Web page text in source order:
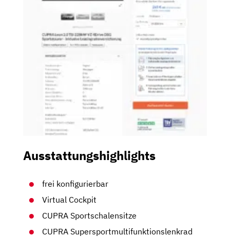
Ausstattungshighlights
frei konfigurierbar
Virtual Cockpit
CUPRA Sportschalensitze
CUPRA Supersportmultifunktionslenkrad